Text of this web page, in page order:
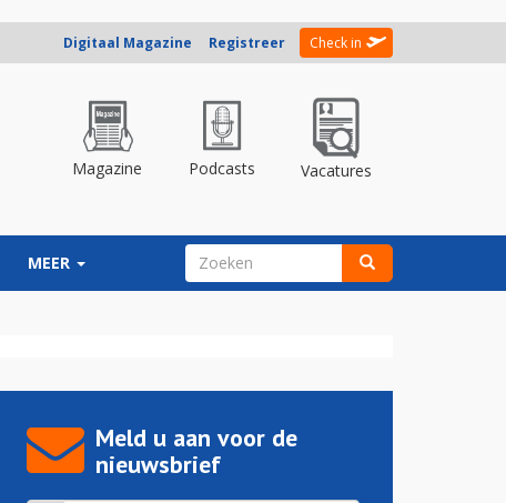
Digitaal Magazine Registreer Check in
Magazine Podcasts Vacatures
MEER ZOEKVELD
Meld u aan voor de
nieuwsbrief